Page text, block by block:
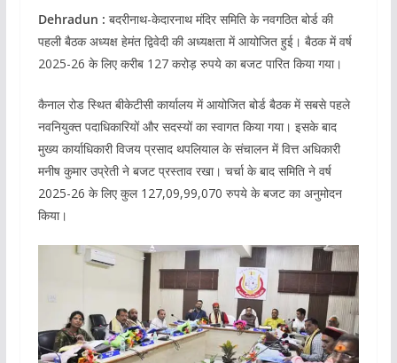
Dehradun : बदरीनाथ-केदारनाथ मंदिर समिति के नवगठित बोर्ड की
पहली बैठक अध्यक्ष हेमंत द्विवेदी की अध्यक्षता में आयोजित हुई। बैठक में वर्ष
2025-26 के लिए करीब 127 करोड़ रुपये का बजट पारित किया गया।
कैनाल रोड स्थित बीकेटीसी कार्यालय में आयोजित बोर्ड बैठक में सबसे पहले
नवनियुक्त पदाधिकारियों और सदस्यों का स्वागत किया गया। इसके बाद
मुख्य कार्याधिकारी विजय प्रसाद थपलियाल के संचालन में वित्त अधिकारी
मनीष कुमार उप्रेती ने बजट प्रस्ताव रखा। चर्चा के बाद समिति ने वर्ष
2025-26 के लिए कुल 127,09,99,070 रुपये के बजट का अनुमोदन
किया।